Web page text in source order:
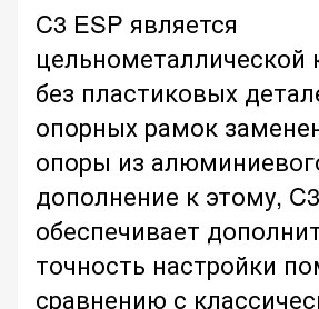
C3 ESP является
цельнометаллической
без пластиковых
опорных рамок
опоры из
дополнение к этому,
обеспечивает
точность настройки
сравнению с